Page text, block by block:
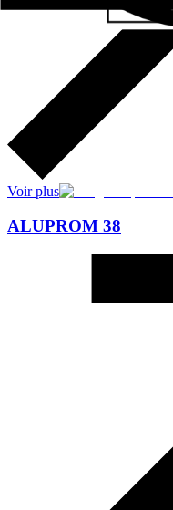
Voir plus
ALUPROM 38